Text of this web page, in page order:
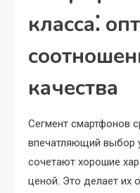
класса⁚
качества
Сегмент смартфонов
впечатляющий выбор
сочетают хорошие
ценой. Это делает их